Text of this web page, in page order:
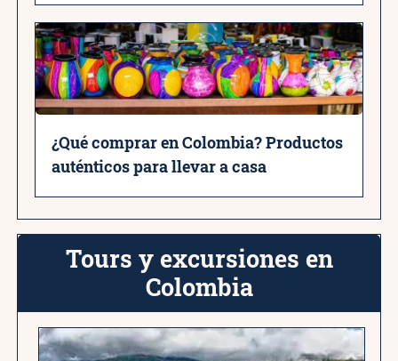
¿Qué comprar en Colombia? Productos
auténticos para llevar a casa
Tours y excursiones en
Colombia